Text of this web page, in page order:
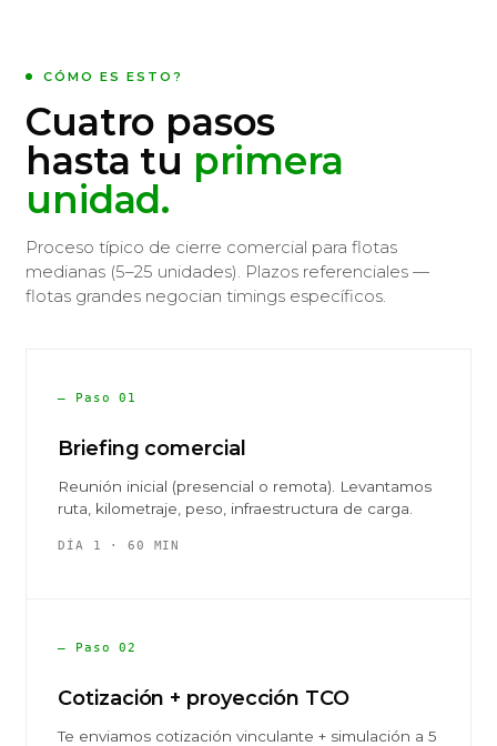
CÓMO ES ESTO?
Cuatro pasos
hasta tu primera
unidad.
Proceso típico de cierre comercial para flotas
medianas (5–25 unidades). Plazos referenciales —
flotas grandes negocian timings específicos.
— Paso 01
Briefing comercial
Reunión inicial (presencial o remota). Levantamos
ruta, kilometraje, peso, infraestructura de carga.
DÍA 1 · 60 MIN
— Paso 02
Cotización + proyección TCO
Te enviamos cotización vinculante + simulación a 5